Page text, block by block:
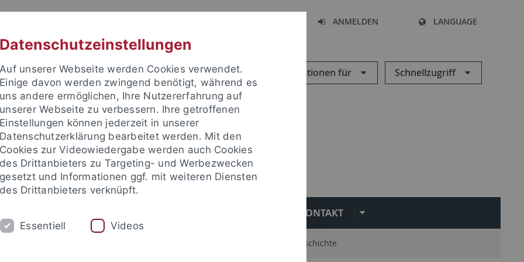
ANMELDEN LANGUAGE
Informationen für Schnellzugriff
Fakultät
KONTAKT
Geschichte
Datenschutzeinstellungen
Auf unserer Webseite werden Cookies verwendet.
Einige davon werden zwingend benötigt, während es
uns andere ermöglichen, Ihre Nutzererfahrung auf
unserer Webseite zu verbessern. Ihre getroffenen
Einstellungen können jederzeit in unserer
Datenschutzerklärung bearbeitet werden. Mit den
Cookies zur Videowiedergabe werden auch Cookies
des Drittanbieters zu Targeting- und Werbezwecken
gesetzt und Informationen ggf. mit weiteren Diensten
des Drittanbieters verknüpft.
Essentiell Videos